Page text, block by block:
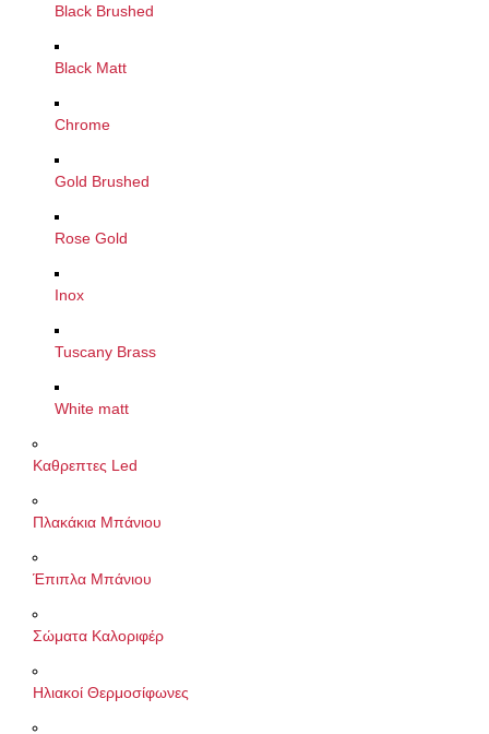
Black Brushed
Black Matt
Chrome
Gold Brushed
Rose Gold
Inox
Tuscany Brass
White matt
Καθρεπτες Led
Πλακάκια Μπάνιου
Έπιπλα Μπάνιου
Σώματα Καλοριφέρ
Ηλιακοί Θερμοσίφωνες